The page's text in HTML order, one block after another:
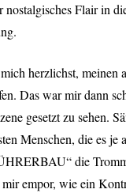
nostalgisches Flair in
herzlichst, meinen
Das war mir dann
gesetzt zu sehen.
Menschen, die es
die
empor, wie ein